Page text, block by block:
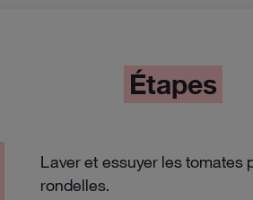
Étapes
Laver et essuyer les tomates
rondelles.